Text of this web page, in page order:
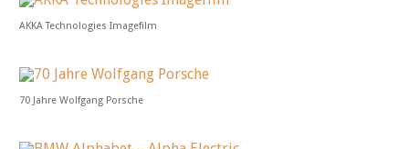
AKKA Technologies Imagefilm
70 Jahre Wolfgang Porsche